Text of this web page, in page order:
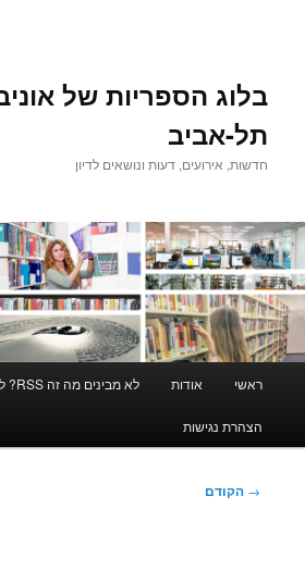
בלוג הספריות של
תל-אביב
חדשות, אירועים, דעות ונושאים לדיון
ראשי אודות לא מבינים מה זה RSS? לחצו כאן לקבלת הסבר
הצהרת נגישות
ניווט
→ הקודם